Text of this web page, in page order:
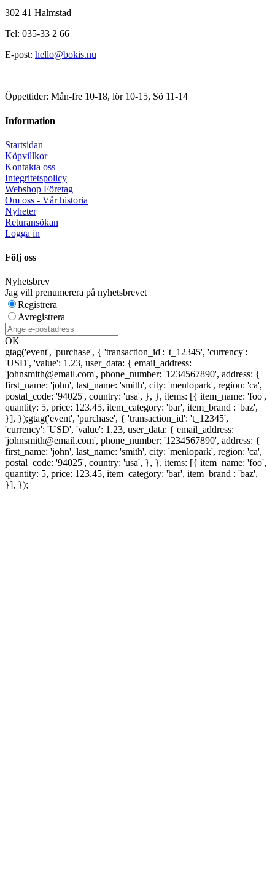
302 41 Halmstad
Tel: 035-33 2 66
E-post: hello@bokis.nu
Öppettider: Mån-fre 10-18, lör 10-15, Sö 11-14
Information
Startsidan
Köpvillkor
Kontakta oss
Integritetspolicy
Webshop Företag
Om oss - Vår historia
Nyheter
Returansökan
Logga in
Följ oss
Nyhetsbrev
Jag vill prenumerera på nyhetsbrevet
Registrera
Avregistrera
OK
gtag('event', 'purchase', { 'transaction_id': 't_12345', 'currency':
'USD', 'value': 1.23, user_data: { email_address:
'johnsmith@email.com', phone_number: '1234567890', address: {
first_name: 'john', last_name: 'smith', city: 'menlopark', region: 'ca',
postal_code: '94025', country: 'usa', }, }, items: [{ item_name: 'foo',
quantity: 5, price: 123.45, item_category: 'bar', item_brand : 'baz',
}], });gtag('event', 'purchase', { 'transaction_id': 't_12345',
'currency': 'USD', 'value': 1.23, user_data: { email_address:
'johnsmith@email.com', phone_number: '1234567890', address: {
first_name: 'john', last_name: 'smith', city: 'menlopark', region: 'ca',
postal_code: '94025', country: 'usa', }, }, items: [{ item_name: 'foo',
quantity: 5, price: 123.45, item_category: 'bar', item_brand : 'baz',
}], });